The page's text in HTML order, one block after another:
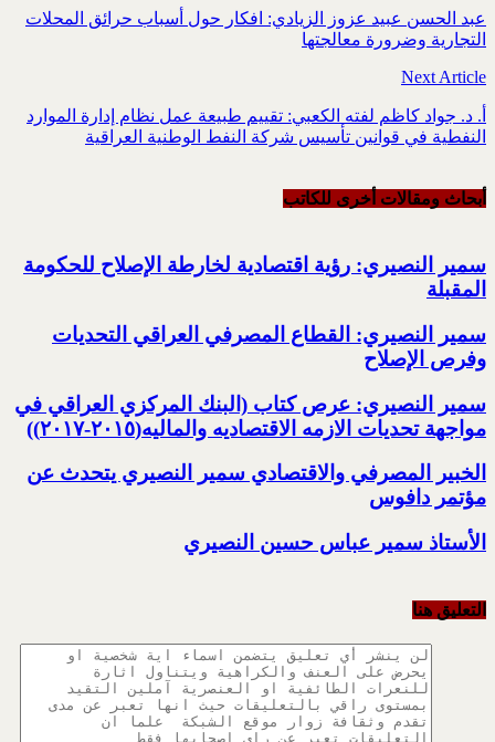
عبد الحسن عبيد عزوز الزيادي: افكار حول أسباب حرائق المحلات
التجارية وضرورة معالجتها
Next Article
أ. د. جواد كاظم لفته الكعبي: تقييم طبيعة عمل نظام إدارة الموارد
النفطية في قوانين تأسيس شركة النفط الوطنية العراقية
أبحاث ومقالات أخرى للکاتب
سمير النصيري: رؤية اقتصادية لخارطة الإصلاح للحكومة
المقبلة
سمير النصيري: القطاع المصرفي العراقي التحديات
وفرص الإصلاح
سمير النصيري: عرص كتاب (البنك المركزي العراقي في
مواجهة تحديات الازمه الاقتصاديه والماليه(٢٠١٥-٢٠١٧))
الخبير المصرفي والاقتصادي سمير النصيري يتحدث عن
مؤتمر دافوس
الأستاذ سمير عباس حسين النصيري
التعليق هنا